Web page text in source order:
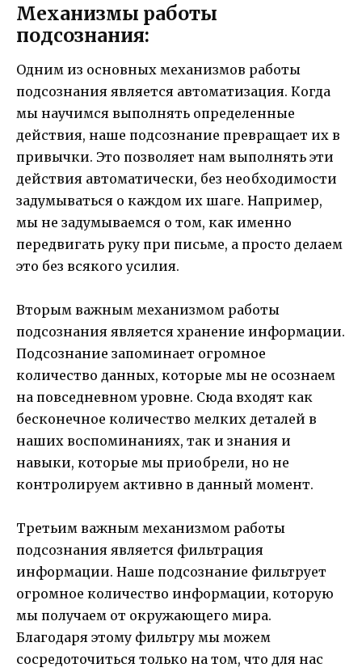
Механизмы работы
подсознания:
Одним из основных механизмов работы
подсознания является автоматизация. Когда
мы научимся выполнять определенные
действия, наше подсознание превращает их в
привычки. Это позволяет нам выполнять эти
действия автоматически, без необходимости
задумываться о каждом их шаге. Например,
мы не задумываемся о том, как именно
передвигать руку при письме, а просто делаем
это без всякого усилия.
Вторым важным механизмом работы
подсознания является хранение информации.
Подсознание запоминает огромное
количество данных, которые мы не осознаем
на повседневном уровне. Сюда входят как
бесконечное количество мелких деталей в
наших воспоминаниях, так и знания и
навыки, которые мы приобрели, но не
контролируем активно в данный момент.
Третьим важным механизмом работы
подсознания является фильтрация
информации. Наше подсознание фильтрует
огромное количество информации, которую
мы получаем от окружающего мира.
Благодаря этому фильтру мы можем
сосредоточиться только на том, что для нас